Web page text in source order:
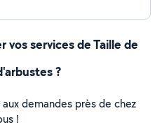
vos services de Taille de
?
demandes près de chez
!